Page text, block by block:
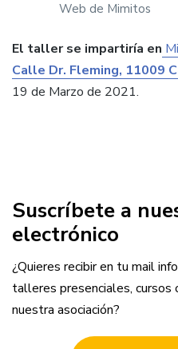
Web de Mimitos
El taller se impartiría en
Calle Dr. Fleming, 11009
19 de Marzo de 2021.
Suscríbete a
electrónico
¿Quieres recibir en tu mail
talleres presenciales, cursos
nuestra asociación?